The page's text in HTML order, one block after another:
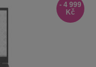
- 4 999
Kč